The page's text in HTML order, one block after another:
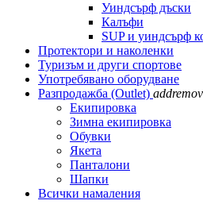
Уиндсърф дъски
Калъфи
SUP и уиндсърф
Протектори и наколенки
Туризъм и други спортове
Употребявано оборудване
Разпродажба (Outlet) add
Екипировка
Зимна екипировка
Обувки
Якета
Панталони
Шапки
Всички намаления